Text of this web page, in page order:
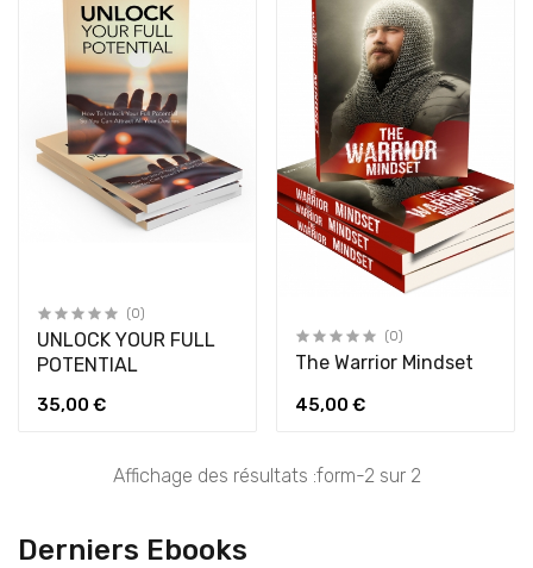
Derniers Ebooks
(0)
UNLOCK YOUR FULL
POTENTIAL
35,00 €
(0)
The Warrior Mindset
45,00 €
Affichage des résultats :form-2 sur 2